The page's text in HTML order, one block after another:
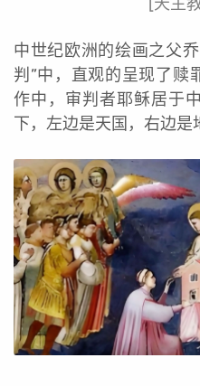
中世纪欧洲的绘画之父
判”中，直观的呈现了赎
作中，审判者耶稣居于
下，左边是天国，右边是